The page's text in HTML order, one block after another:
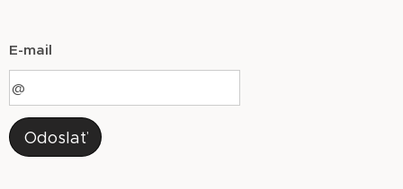
E-mail
Odoslať